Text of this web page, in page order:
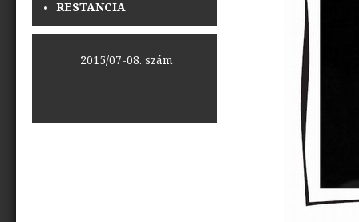
RESTANCIA
2015/07-08. szám>>